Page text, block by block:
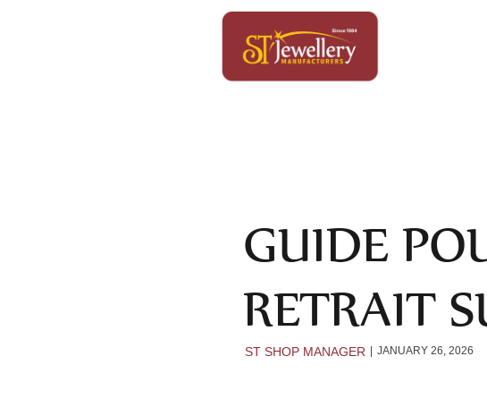
GUIDE
RETRAIT
ST SHOP MANAGER JANUARY 26, 2026